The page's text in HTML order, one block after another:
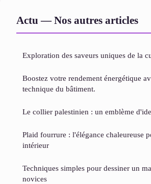
Actu — Nos autres articles
Exploration des saveurs uniques de la
Boostez votre rendement énergétique
technique du bâtiment.
Le collier palestinien : un emblème
Plaid fourrure : l'élégance chaleureuse
intérieur
Techniques simples pour dessiner un
novices